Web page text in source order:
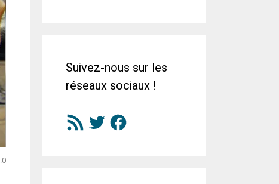
Suivez-nous sur les
réseaux sociaux !
Flux
RSS
TwitterFacebook